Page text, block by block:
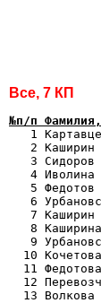
Все, 7 КП
№п/п
1
2 Каширин
3 Сидоров
4 Иволина
5 Федотов
6
7 Каширин
8
9
10
11
12
13 Волкова